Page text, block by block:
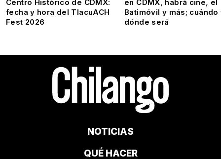
Centro Histórico de CDMX:
fecha y hora del TlacuACH
Fest 2026
en CDMX, habrá cine, el
Batimóvil y más; cuándo
dónde será
NOTICIAS
QUÉ HACER